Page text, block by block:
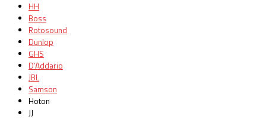
HH
Boss
Rotosound
Dunlop
GHS
D’Addario
JBL
Samson
Hoton
JJ